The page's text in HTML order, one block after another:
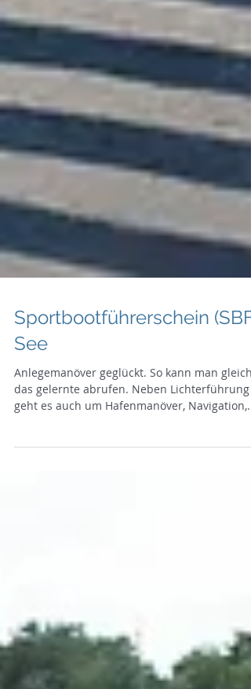
Sportbootführerschein (SBF)
See
Anlegemanöver geglückt. So kann man gleich